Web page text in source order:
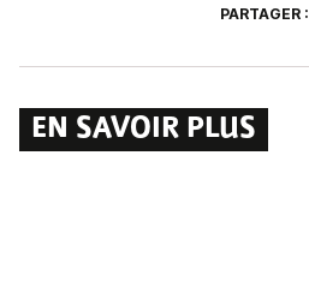
PARTAGER :
EN SAVOIR PLUS